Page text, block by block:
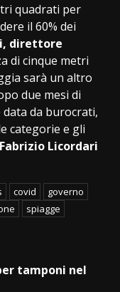
quadrati per
il 60% dei
direttore
di cinque metri
sarà un altro
due mesi di
data da burocrati,
categorie e gli
Fabrizio Licordari
covid
governo
spiagge
tamponi nel